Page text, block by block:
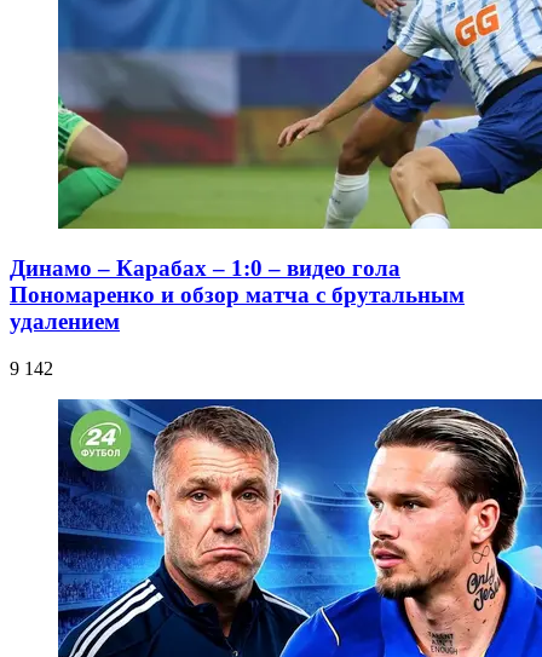
Динамо – Карабах – 1:0 – видео гола
Пономаренко и обзор матча с брутальным
удалением
9 142